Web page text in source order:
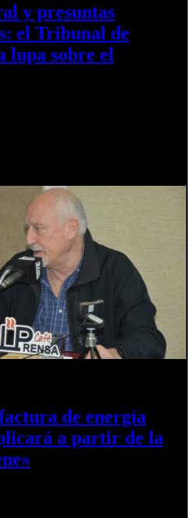
y presuntas
el Tribunal de
lupa sobre el
de energía
a partir de la